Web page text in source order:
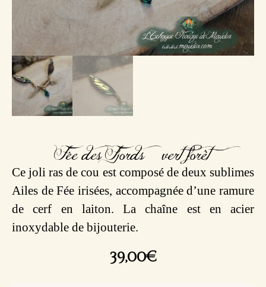
Fée des Fjords – vert forêt
Ce joli ras de cou est composé de deux sublimes
Ailes de Fée irisées, accompagnée d’une ramure
de cerf en laiton. La chaîne est en acier
inoxydable de bijouterie.
39,00€